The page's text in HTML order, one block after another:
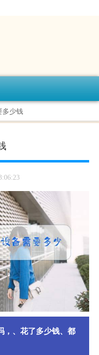
多少钱
，、花了多少钱、都